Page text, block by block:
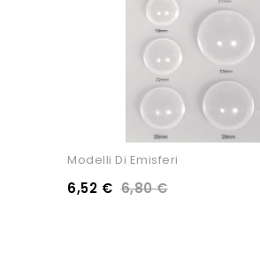
Modelli Di Emisferi
6,52 € 6,80 €